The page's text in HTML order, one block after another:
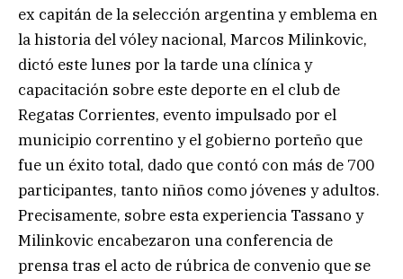
ex capitán de la selección argentina y emblema en
la historia del vóley nacional, Marcos Milinkovic,
dictó este lunes por la tarde una clínica y
capacitación sobre este deporte en el club de
Regatas Corrientes, evento impulsado por el
municipio correntino y el gobierno porteño que
fue un éxito total, dado que contó con más de 700
participantes, tanto niños como jóvenes y adultos.
Precisamente, sobre esta experiencia Tassano y
Milinkovic encabezaron una conferencia de
prensa tras el acto de rúbrica de convenio que se